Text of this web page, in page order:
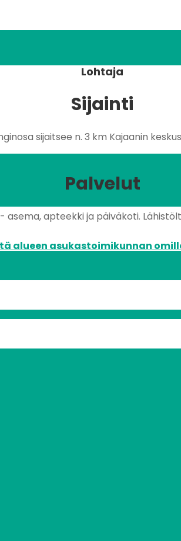
Lohtaja
Sijainti
sijaitsee n. 3 km Kajaanin
Palvelut
asema, apteekki ja päiväkoti.
alueen asukastoimikunnan